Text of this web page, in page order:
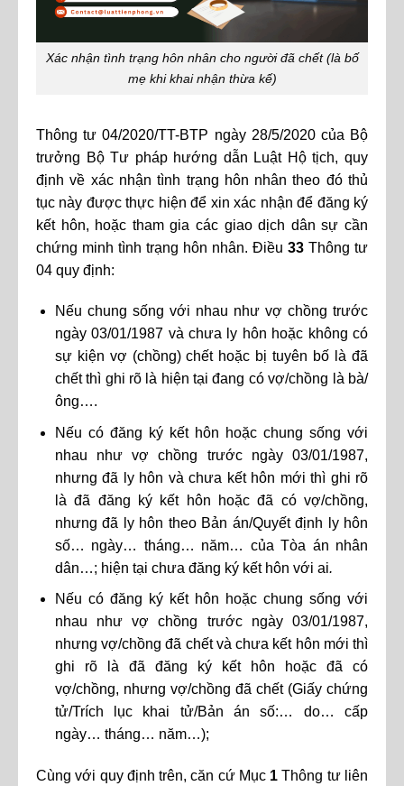
Xác nhận tình trạng hôn nhân cho người đã chết (là bố
mẹ khi khai nhận thừa kế)
Thông tư 04/2020/TT-BTP ngày 28/5/2020 của Bộ
trưởng Bộ Tư pháp hướng dẫn Luật Hộ tịch, quy
định về xác nhận tình trạng hôn nhân theo đó thủ
tục này được thực hiện để xin xác nhận để đăng ký
kết hôn, hoặc tham gia các giao dịch dân sự cần
chứng minh tình trạng hôn nhân. Điều 33 Thông tư
04 quy định:
Nếu chung sống với nhau như vợ chồng trước
ngày 03/01/1987 và chưa ly hôn hoặc không có
sự kiện vợ (chồng) chết hoặc bị tuyên bố là đã
chết thì ghi rõ là hiện tại đang có vợ/chồng là bà/
ông….
Nếu có đăng ký kết hôn hoặc chung sống với
nhau như vợ chồng trước ngày 03/01/1987,
nhưng đã ly hôn và chưa kết hôn mới thì ghi rõ
là đã đăng ký kết hôn hoặc đã có vợ/chồng,
nhưng đã ly hôn theo Bản án/Quyết định ly hôn
số… ngày… tháng… năm… của Tòa án nhân
dân…; hiện tại chưa đăng ký kết hôn với ai.
Nếu có đăng ký kết hôn hoặc chung sống với
nhau như vợ chồng trước ngày 03/01/1987,
nhưng vợ/chồng đã chết và chưa kết hôn mới thì
ghi rõ là đã đăng ký kết hôn hoặc đã có
vợ/chồng, nhưng vợ/chồng đã chết (Giấy chứng
tử/Trích lục khai tử/Bản án số:… do… cấp
ngày… tháng… năm…);
Cùng với quy định trên, căn cứ Mục 1 Thông tư liên